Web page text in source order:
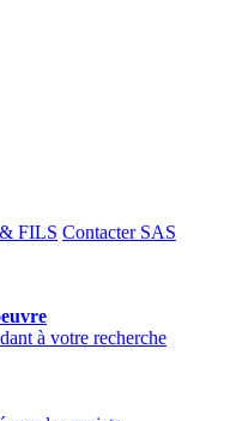
FILS Contacter SAS
à votre recherche